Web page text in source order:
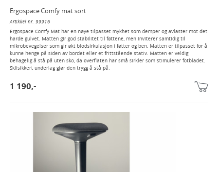
Ergospace Comfy mat sort
Artikkel nr. 99916
Ergospace Comfy Mat har en nøye tilpasset mykhet som demper og avlaster mot det
harde gulvet. Matten gir god stabilitet til føttene, men inviterer samtidig til
mikrobevegelser som gir økt blodsirkulasjon i føtter og ben. Matten er tilpasset for å
kunne henge på siden av bordet eller et frittstående stativ. Matten er veldig
behagelig å stå på uten sko, da overflaten har små sirkler som stimulerer fotbladet.
Sklisikkert underlag gjør den trygg å stå på.
1 190,-